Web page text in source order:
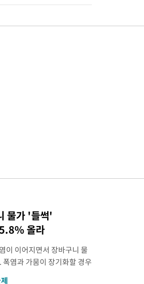
물가 '들썩'
올라
이 이어지면서 장바구니 물
염과 가뭄이 장기화할 경우
하돼 농축산물 가격을 자극